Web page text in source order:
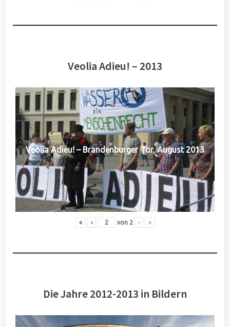
Veolia Adieu! – 2013
Veolia Adieu! – Brandenburger Tor, August 2013
« ‹ von 2 › »
Die Jahre 2012-2013 in Bildern